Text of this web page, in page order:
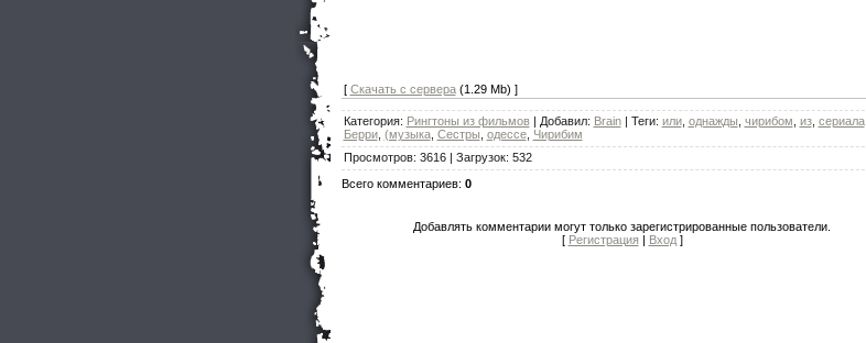
[ Скачать с сервера(1.29 Mb) ]
Категория: Рингтоны из фильмов| Добавил: Brain | Теги: или, однажды чирибом из, сериала,
Берри, (музыка, Сестры одессе, Чирибим
Просмотров: 3616| Загрузок: 532
Всего комментариев: 0
Добавлять комментарии могут только зарегистрированные пользователи.
[ Регистрация| Вход]